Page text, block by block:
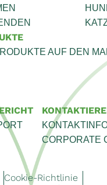
AUF DEN
CORPORATE
Cookie-Richtlinie